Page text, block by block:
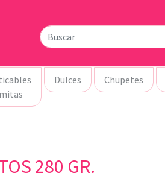
Dulces Chupetes
280 GR.